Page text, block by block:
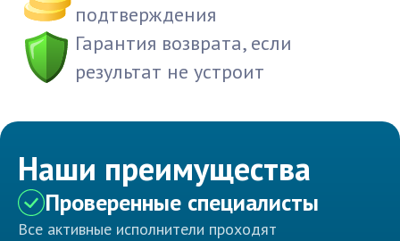
подтверждения
Гарантия возврата, если
результат не устроит
Наши преимущества
Проверенные специалисты
Все активные исполнители проходят